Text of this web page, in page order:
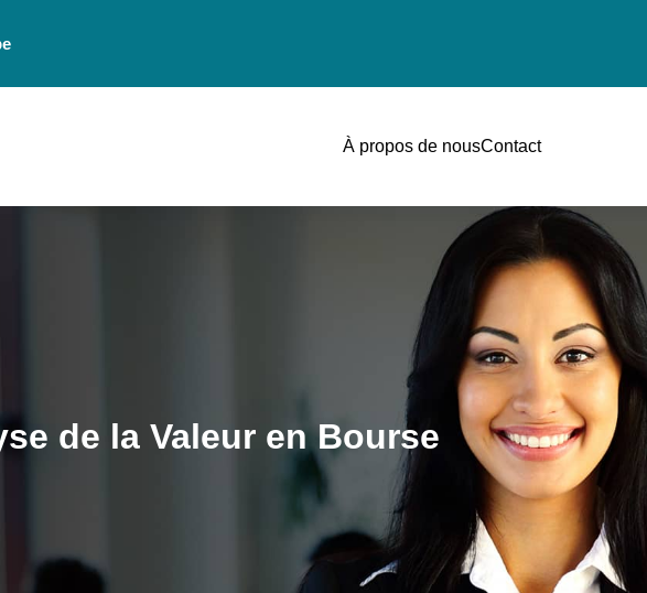
À propos de nousContact
de la Valeur en Bourse